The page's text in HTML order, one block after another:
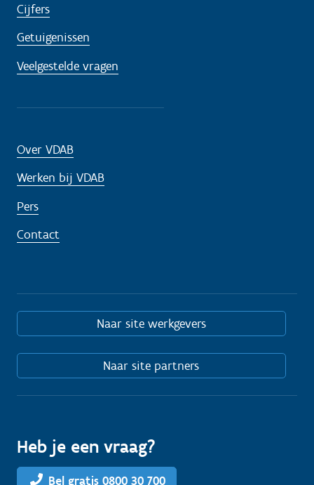
Cijfers
Getuigenissen
Veelgestelde vragen
Over VDAB
Werken bij VDAB
Pers
Contact
Naar site werkgevers
Naar site partners
Heb je een vraag?
Bel gratis 0800 30 700